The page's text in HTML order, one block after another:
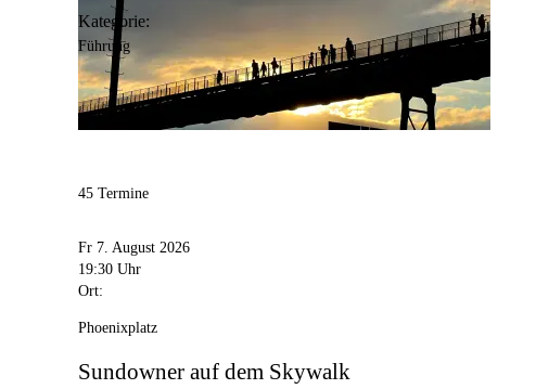
Kategorie:
Führung
45 Termine
Fr 7. August 2026
19:30 Uhr
Ort:
Phoenixplatz
Sundowner auf dem Skywalk